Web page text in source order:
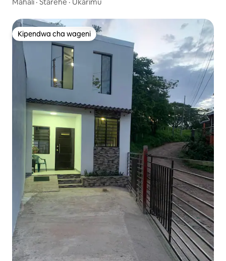
Kipendwa cha wageni
Kipendwa cha wageni